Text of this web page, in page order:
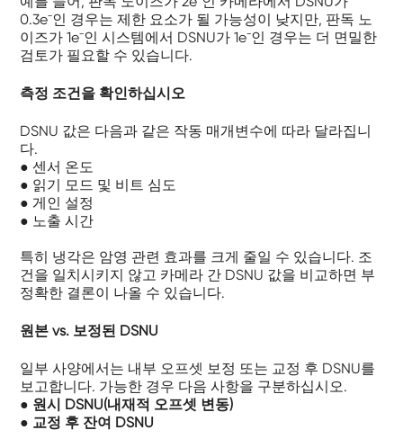
0.3e⁻인 경우는 제한 요소가 될 가능성이 낮지만, 판독 노
이즈가 1e⁻인 시스템에서 DSNU가 1e⁻인 경우는 더 면밀한
검토가 필요할 수 있습니다.
측정 조건을 확인하십시오
DSNU 값은 다음과 같은 작동 매개변수에 따라 달라집니
다.
● 센서 온도
● 읽기 모드 및 비트 심도
● 게인 설정
● 노출 시간
특히 냉각은 암영 관련 효과를 크게 줄일 수 있습니다. 조
건을 일치시키지 않고 카메라 간 DSNU 값을 비교하면 부
정확한 결론이 나올 수 있습니다.
원본 vs. 보정된 DSNU
일부 사양에서는 내부 오프셋 보정 또는 교정 후 DSNU를
보고합니다. 가능한 경우 다음 사항을 구분하십시오.
● 원시 DSNU(내재적 오프셋 변동)
● 교정 후 잔여 DSNU